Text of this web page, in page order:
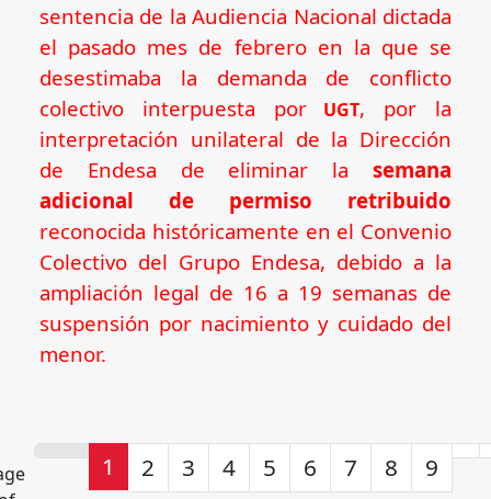
sentencia de la Audiencia Nacional dictada
el pasado mes de febrero en la que se
desestimaba la demanda de conflicto
colectivo interpuesta por
UGT, por la
interpretación unilateral de la Dirección
de Endesa de eliminar la semana
adicional de permiso retribuido
reconocida históricamente en el Convenio
Colectivo del Grupo Endesa, debido a la
ampliación legal de 16 a 19 semanas de
suspensión por nacimiento y cuidado del
menor.
1 2 3 4 5 6 7 8 9